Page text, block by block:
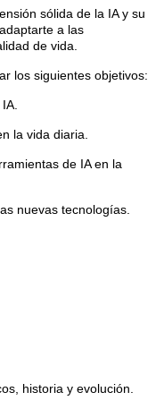
sólida de la IA y su
a las
de vida.
los siguientes objetivos:
la vida diaria.
de IA en la
nuevas tecnologías.
historia y evolución.